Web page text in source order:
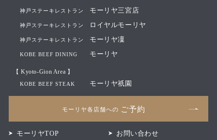
神戸ステーキレストラン モーリヤ三宮店
神戸ステーキレストラン ロイヤルモーリヤ
神戸ステーキレストラン モーリヤ凜
KOBE BEEF DINING モーリヤ
【 Kyoto-Gion Area 】
KOBE BEEF STEAK モーリヤ祇園
モーリヤ各店舗への ご予約
モーリヤTOP お問い合わせ